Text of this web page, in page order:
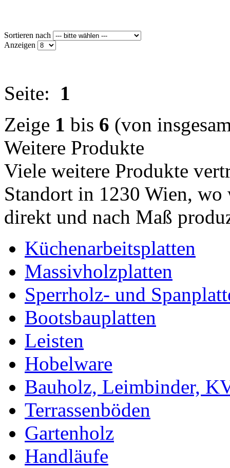
Sortieren nach
Anzeigen
Seite: 1
Zeige 1 bis 6 (von
Weitere Produkte
Viele weitere Produkte
Standort in 1230 Wien, wo
direkt und nach Maß
Küchenarbeitsplatten
Massivholzplatten
Sperrholz- und
Bootsbauplatten
Leisten
Hobelware
Bauholz, Leimbinder,
Terrassenböden
Gartenholz
Handläufe